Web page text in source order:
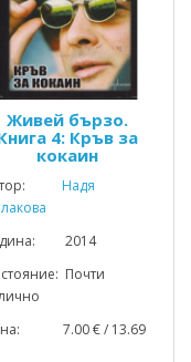
Живей бързо.
4: Кръв за
кокаин
Надя
2014
Почти
7.00 € / 13.69